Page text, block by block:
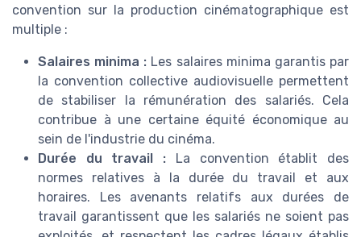
convention sur la production cinématographique est
multiple :
Salaires minima : Les salaires minima garantis par
la convention collective audiovisuelle permettent
de stabiliser la rémunération des salariés. Cela
contribue à une certaine équité économique au
sein de l'industrie du cinéma.
Durée du travail : La convention établit des
normes relatives à la durée du travail et aux
horaires. Les avenants relatifs aux durées de
travail garantissent que les salariés ne soient pas